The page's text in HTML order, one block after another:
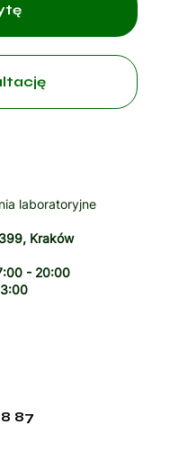
laboratoryjne
Kraków
- 20:00
87